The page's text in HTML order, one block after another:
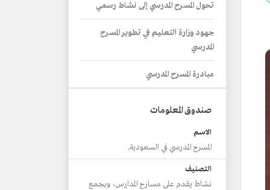
تحول المسرح المدرسي إلى نشاط رسمي
جهود وزارة التعليم في تطوير المسرح
المدرسي
مبادرة المسرح المدرسي
صندوق المعلومات
الاسم
المسرح المدرسي في السعودية.
التصنيف
نشاط يقدم على مسارح المدارس، ويجمع